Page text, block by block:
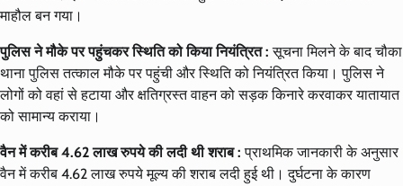
माहौल बन गया।
पुलिस ने मौके पर पहुंचकर स्थिति को किया नियंत्रित : सूचना मिलने के बाद चौका
थाना पुलिस तत्काल मौके पर पहुंची और स्थिति को नियंत्रित किया। पुलिस ने
लोगों को वहां से हटाया और क्षतिग्रस्त वाहन को सड़क किनारे करवाकर यातायात
को सामान्य कराया।
वैन में करीब 4.62 लाख रुपये की लदी थी शराब : प्राथमिक जानकारी के अनुसार
वैन में करीब 4.62 लाख रुपये मूल्य की शराब लदी हुई थी। दुर्घटना के कारण